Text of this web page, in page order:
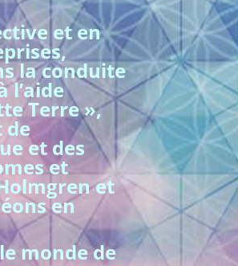
et en
la conduite
l’aide
Terre »,
de
et des
et
et
en
monde de